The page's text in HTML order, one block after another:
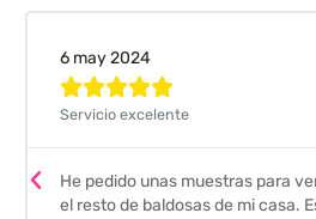
Valeria Comellas

envío fue perfecto pero lo
que nos han hecho. Nos